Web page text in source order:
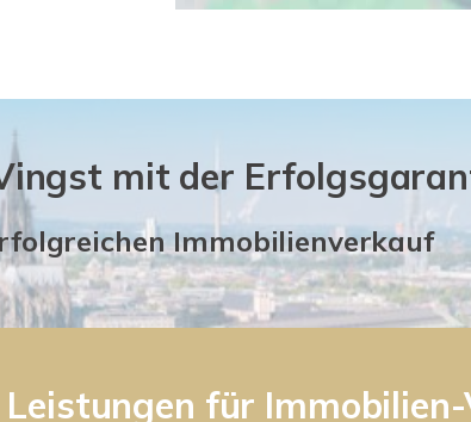
mit der
Immobilienverkauf
für